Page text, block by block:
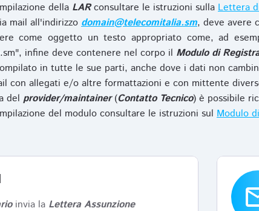
della LARconsultare le istruzioni sulla Lettera
mail all'indirizzo domain@telecomitalia.sm, deve avere
come oggetto un testo appropriato come, ad
infine deve contenere nel corpo il Modulo di
in tutte le sue parti, anche dove i dati non
con allegati e/o altre formattazioni e con mittente
del provider/maintainer(Contatto Tecnico) è possibile
del modulo consultare le istruzioni sul Modulo
invia la Lettera Assunzione